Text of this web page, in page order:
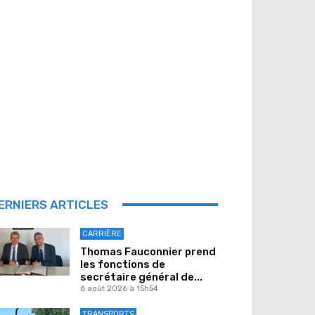
ARTICLES
CARRIÈRE
Thomas Fauconnier prend
les fonctions de
secrétaire général de...
6 août 2026 à 15h54